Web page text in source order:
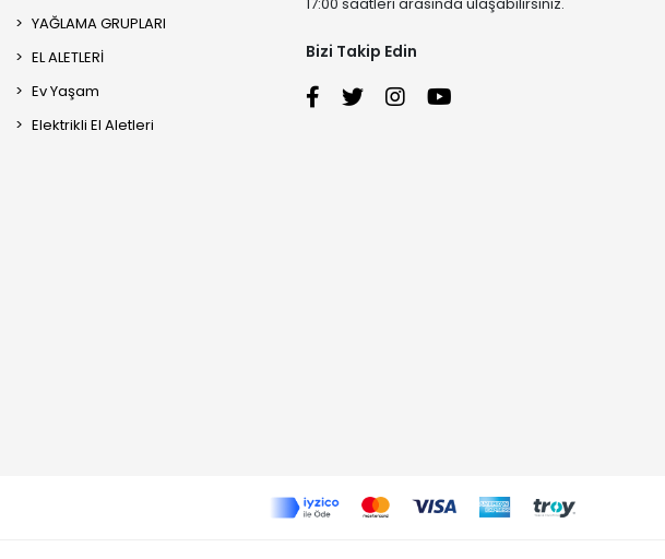
YAĞLAMA GRUPLARI
EL ALETLERİ
Ev Yaşam
Elektrikli El Aletleri
Bizi Takip Edin